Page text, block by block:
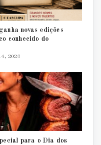
novas edições
conhecido do
2026
para o Dia dos